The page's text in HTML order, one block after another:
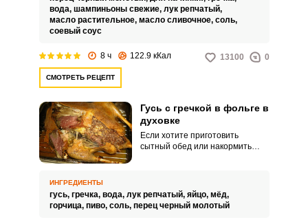
вода, шампиньоны свежие, лук репчатый,
масло растительное, масло сливочное, соль,
соевый соус
8 ч 122.9 кКал 13100 0
СМОТРЕТЬ РЕЦЕПТ
Гусь с гречкой в фольге в
духовке
Если хотите приготовить
сытный обед или накормить
Крупа заберет лишний жир.
ИНГРЕДИЕНТЫ
гусь, гречка, вода, лук репчатый, яйцо, мёд,
горчица, пиво, соль, перец черный молотый